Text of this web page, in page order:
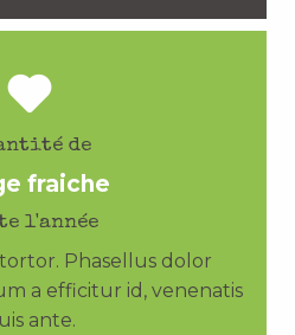
de
fraiche
l'année
Phasellus dolor
a efficitur id, venenatis
ante.